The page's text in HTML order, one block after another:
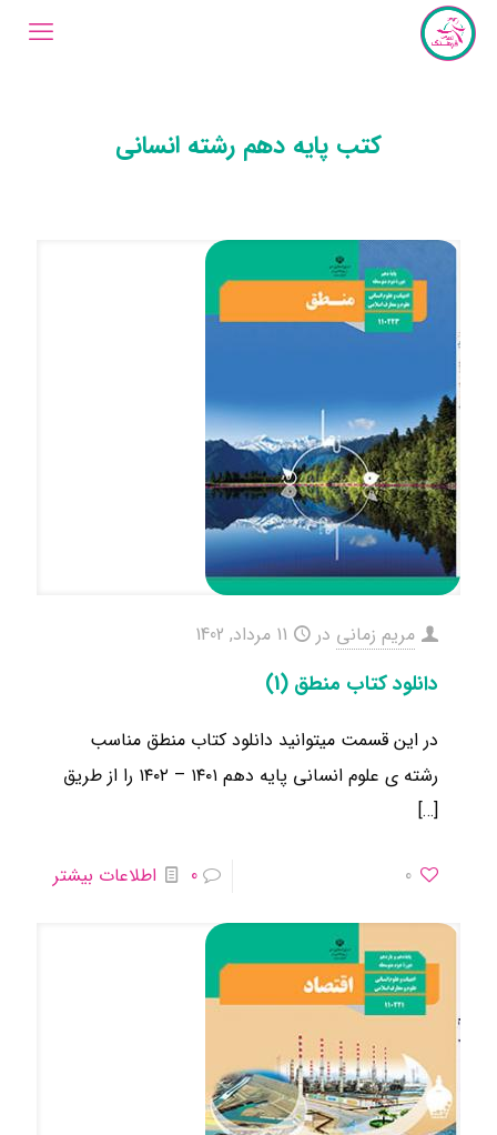
کتب پایه دهم رشته انسانی
مریم زمانی در 11 مرداد, 1402
دانلود کتاب منطق (1)
در این قسمت میتوانید دانلود کتاب منطق مناسب
رشته ی علوم انسانی ​پایه دهم ۱۴۰۱ – ۱۴۰۲ را از طریق
[…]
0
0 اطلاعات بیشتر